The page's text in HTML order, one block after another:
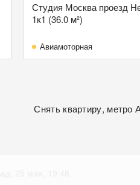
Студия Москва проезд
1к1 (36.0 м²)
Авиамоторная
Снять квартиру, метро